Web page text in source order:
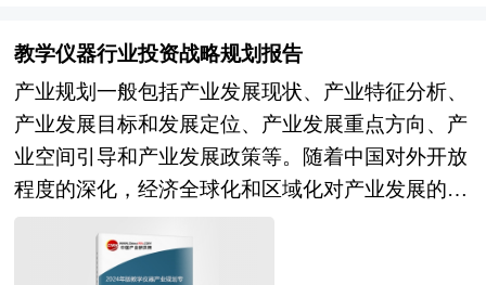
析，并重点分析了我国便携式储能电源行业将面临
的机遇与挑战，对便携式储能电源行业未来的发展
趋势及前景作出审慎分析与预测。是便携式储能电
源企业、投资企业准确了解行业最新发展动态，把
握市场机会，正确制定企业发展战略的必备参考工
具，极具参考价值。
不同可分为单面板、双面板和多层板。主要应用于
天、国防和半导体封装等领域。 以Chat GPT为代
表的人工智能技术的快速发展，将推动AI服务器及
人工智能领域产品的大爆发，未来5年，5G、人工
智能、物联网、工业4.0、云端服务器、存储设
备、汽车电子等将成为驱动PCB需求增长的新方
向。2023年中国PCB行业产值达到3096.63亿元。
教学仪器行业投资战略规划报告
产业规划一般包括产业发展现状、产业特征分析、
产业发展目标和发展定位、产业发展重点方向、产
业空间引导和产业发展政策等。随着中国对外开放
程度的深化，经济全球化和区域化对产业发展的影
响显著增强，产业间的竞争层次和深度也发生了变
化。因此，科学预测产业发展趋势和空间变化态